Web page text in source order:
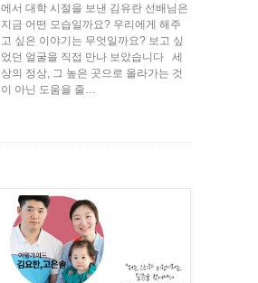
에서 대학 시절을 보낸 김유란 선배님은
지금 어떤 모습일까요? 우리에게 해주
고 싶은 이야기는 무엇일까요? 보고 싶
었던 얼굴을 직접 만나 보았습니다 세
상의 정상, 그 높은 곳으로 올라가는 것
이 아닌 도움을 줄…